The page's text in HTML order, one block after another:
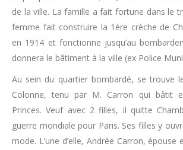
de la ville. La famille a fait fortune dans le
femme fait construire la 1ère crèche de
en 1914 et fonctionne jusqu’au
donnera le bâtiment à la ville (ex Police
Au sein du quartier bombardé, se trouve
Colonne, tenu par M. Carron qui bâtit
Princes. Veuf avec 2 filles, il quitte
guerre mondiale pour Paris. Ses filles y
mode. L’une d’elle, Andrée Carron, épouse